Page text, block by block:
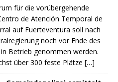
für die vorübergehende
de Atención Temporal de
auf Fuerteventura soll nach
noch vor Ende des
Betrieb genommen werden.
über 300 feste Plätze […]